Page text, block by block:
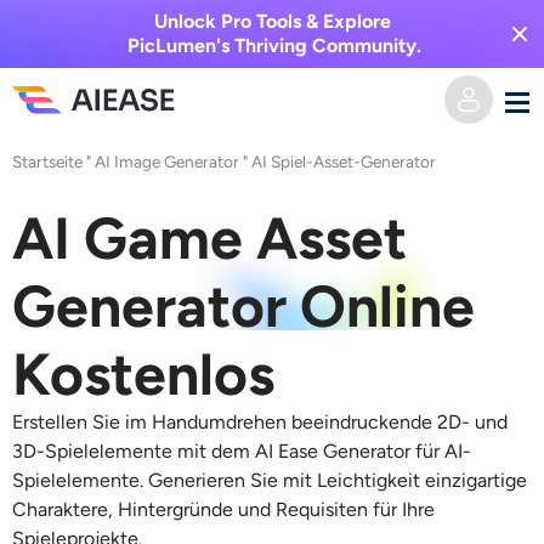
Unlock Pro Tools & Explore
PicLumen's Thriving Community.
Heim
KI-Video
Text zu Video
Bild zu Video
Videoeffekte
KI-Kuss-Generator
Videoeffekte
KI-Bild
Bild zu Bild
Text zu Bild
KI-Werkzeuge
Foto-Editor & -Creator
Auszeichnung
Startseite "AI Image Generator "AI Spiel-Asset-Generator
AI Game Asset
Generator Online
Kostenlos
Erstellen Sie im Handumdrehen beeindruckende 2D- und
3D-Spielelemente mit dem AI Ease Generator für AI-
Spielelemente. Generieren Sie mit Leichtigkeit einzigartige
Charaktere, Hintergründe und Requisiten für Ihre
Spieleprojekte.